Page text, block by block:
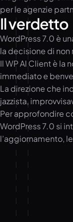
per le agenzie
Il verdetto
WordPress 7.0 è
la decisione di
Il WP AI Client è
immediato e
La direzione che
jazzista,
Per approfondire
WordPress 7.0 si
l’aggiornamento,